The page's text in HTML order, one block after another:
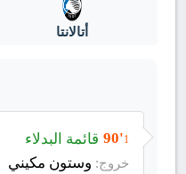
أتالانتا
90'1 قائمة البدلاء
خروج: وستون مكيني